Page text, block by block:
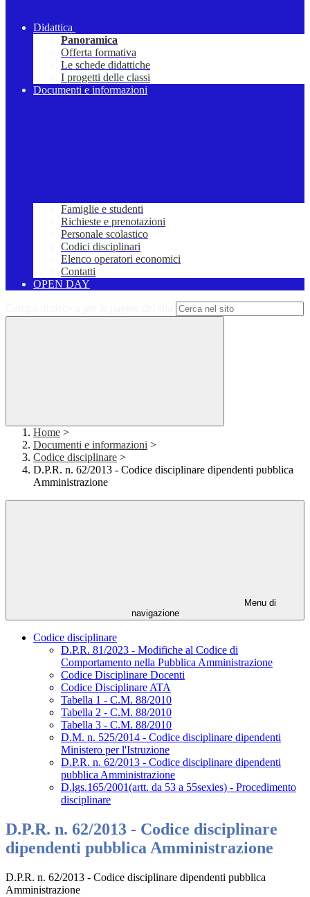
Didattica
Panoramica
Offerta formativa
Le schede didattiche
I progetti delle classi
Documenti e informazioni
Famiglie e studenti
Richieste e prenotazioni
Personale scolastico
Codici disciplinari
Elenco operatori economici
Contatti
OPEN DAY
Home >
Documenti e informazioni >
Codice disciplinare >
D.P.R. n. 62/2013 - Codice disciplinare dipendenti pubblica
Amministrazione
Menu di
navigazione
Codice disciplinare
D.P.R. 81/2023 - Modifiche al Codice di
Comportamento nella Pubblica Amministrazione
Codice Disciplinare Docenti
Codice Disciplinare ATA
Tabella 1 - C.M. 88/2010
Tabella 2 - C.M. 88/2010
Tabella 3 - C.M. 88/2010
D.M. n. 525/2014 - Codice disciplinare dipendenti
Ministero per l'Istruzione
D.P.R. n. 62/2013 - Codice disciplinare dipendenti
pubblica Amministrazione
D.lgs.165/2001(artt. da 53 a 55sexies) - Procedimento
disciplinare
D.P.R. n. 62/2013 - Codice disciplinare
dipendenti pubblica Amministrazione
D.P.R. n. 62/2013 - Codice disciplinare dipendenti pubblica
Amministrazione